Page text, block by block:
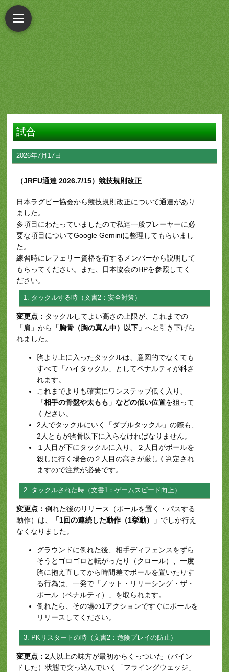
試合
2026年7月17日
（JRFU通達 2026.7/15）競技規則改正
日本ラグビー協会から競技規則改正について通達があり
ました。
多項目にわたっていましたので私達一般プレーヤーに必
要な項目についてGoogle Geminiに整理してもらいまし
た。
練習時にレフェリー資格を有するメンバーから説明して
もらってください。また、日本協会のHPを参照してく
ださい。
1. タックルする時（文書2：安全対策）
変更点： タックルしてよい高さの上限が、これまでの
「肩」から
「胸骨（胸の真ん中）以下」へと引き下げら
れました。
胸より上に入ったタックルは、意図的でなくても
すべて「ハイタックル」としてペナルティが科さ
れます。
これまでよりも確実にワンステップ低く入り、
「相手の骨盤や太もも」などの低い位置を狙って
ください。
2人でタックルにいく「ダブルタックル」の際も、
2人ともが胸骨以下に入らなければなりません。
１人目が下にタックルに入り、２人目がボールを
殺しに行く場合の２人目の高さが厳しく判定され
ますので注意が必要です。
2. タックルされた時（文書1：ゲームスピード向上）
変更点：倒れた後のリリース（ボールを置く・パスする
動作）は、
「1回の連続した動作（1挙動）」 でしか行え
なくなりました。
グラウンドに倒れた後、相手ディフェンスをずら
そうとゴロゴロと転がったり（クロール）、一度
胸に抱え直してから時間差でボールを置いたりす
る行為は、一発で「ノット・リリーシング・ザ・
ボール（ペナルティ）」を取られます。
倒れたら、その場の1アクションですぐにボールを
リリースしてください。
3. PKリスタートの時（文書2：危険プレイの防止）
変更点： 2人以上の味方が最初からくっついた（バイン
ドした）状態で突っ込んでいく「フライングウェッジ」